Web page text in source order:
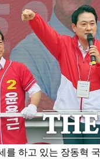
를 하고 있는 장동혁